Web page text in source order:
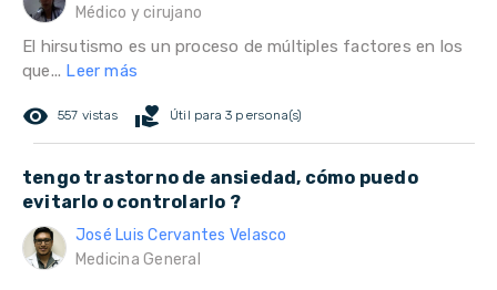
Médico y cirujano
El hirsutismo es un proceso de múltiples factores en los
que... Leer más
remove_red_eye 557 vistas volunteer_activism Útil para 3 persona(s)
tengo trastorno de ansiedad, cómo puedo
evitarlo o controlarlo ?
José Luis Cervantes Velasco
Medicina General